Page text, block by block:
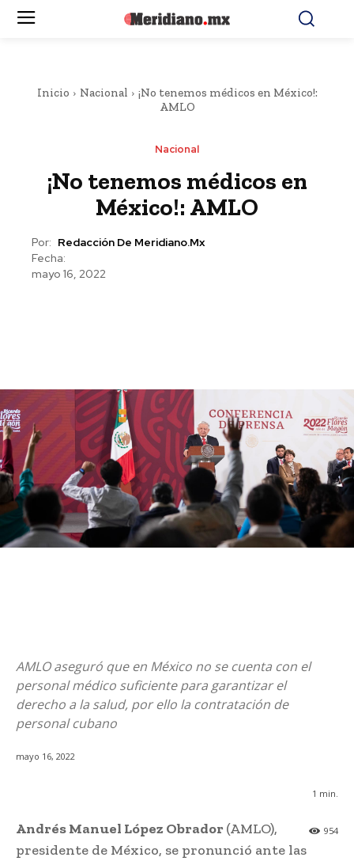
Inicio Nacional
¡No tenemos médicos en México!:
AMLO
Nacional
¡No tenemos médicos en
México!: AMLO
Por: Redacción De Meridiano.mx
Fecha:
mayo 16, 2022
AMLO aseguró que en México no se cuenta con el
personal médico suficiente para garantizar el
derecho a la salud, por ello la contratación de
personal cubano
mayo 16, 2022
1 min.
954
Andrés Manuel López Obrador(AMLO),
presidente de México, se pronunció ante las